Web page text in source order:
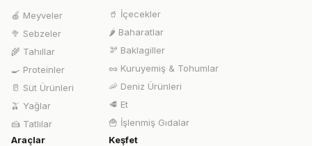
🍎 Meyveler
🥦 Sebzeler
🌾 Tahıllar
🍳 Proteinler
🥛 Süt Ürünleri
🫒 Yağlar
🍰 Tatlılar
🥤 İçecekler
🌶️ Baharatlar
🫘 Baklagiller
🥜 Kuruyemiş & Tohumlar
🦐 Deniz Ürünleri
🥩 Et
🍟 İşlenmiş Gıdalar
Araçlar
Keşfet